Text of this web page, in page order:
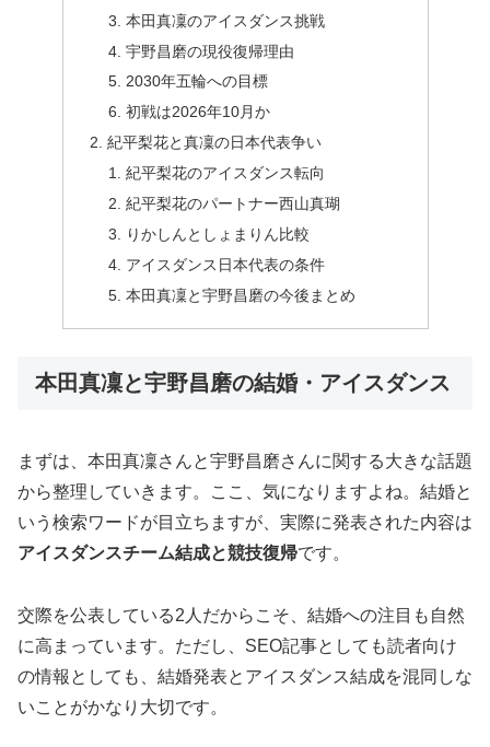
本田真凜のアイスダンス挑戦
宇野昌磨の現役復帰理由
2030年五輪への目標
初戦は2026年10月か
紀平梨花と真凜の日本代表争い
紀平梨花のアイスダンス転向
紀平梨花のパートナー西山真瑚
りかしんとしょまりん比較
アイスダンス日本代表の条件
本田真凜と宇野昌磨の今後まとめ
本田真凜と宇野昌磨の結婚・アイスダンス
まずは、本田真凜さんと宇野昌磨さんに関する大きな話題
から整理していきます。ここ、気になりますよね。結婚と
いう検索ワードが目立ちますが、実際に発表された内容は
アイスダンスチーム結成と競技復帰です。
交際を公表している2人だからこそ、結婚への注目も自然
に高まっています。ただし、SEO記事としても読者向け
の情報としても、 結婚発表とアイスダンス結成を混同しな
いこと がかなり大切です。